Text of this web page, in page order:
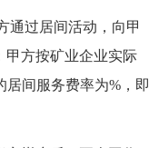
通过居间活动，向甲
甲方按矿业企业实际
间服务费率为%，即